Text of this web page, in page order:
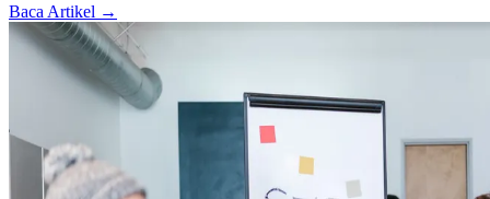
Baca Artikel →